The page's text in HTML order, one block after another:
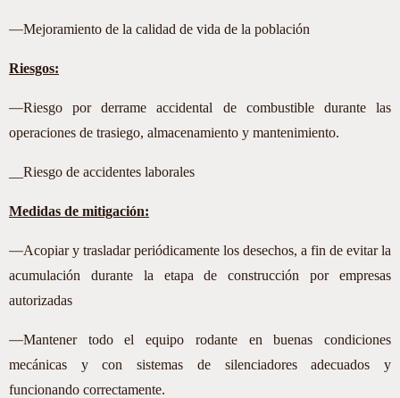
—Mejoramiento de la calidad de vida de la población
Riesgos:
—Riesgo por derrame accidental de combustible durante las
operaciones de trasiego, almacenamiento y mantenimiento.
__Riesgo de accidentes laborales
Medidas de mitigación:
—Acopiar y trasladar periódicamente los desechos, a fin de evitar la
acumulación durante la etapa de construcción por empresas
autorizadas
—Mantener todo el equipo rodante en buenas condiciones
mecánicas y con sistemas de silenciadores adecuados y
funcionando correctamente.